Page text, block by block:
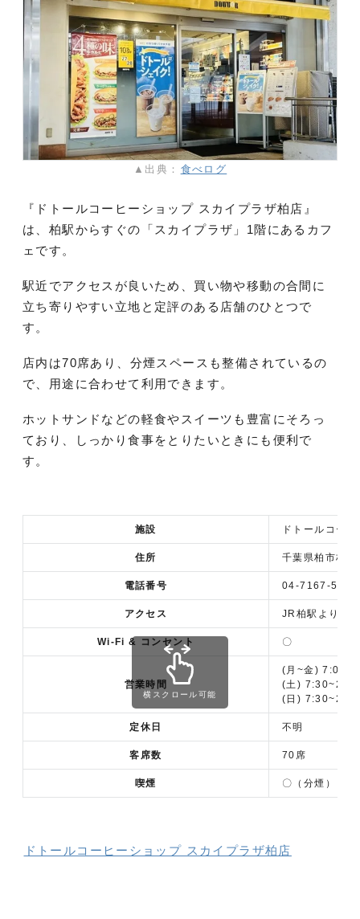
▲出典： 食べログ
『ドトールコーヒーショップ スカイプラザ柏店』
は、柏駅からすぐの「スカイプラザ」1階にあるカフ
ェです。
駅近でアクセスが良いため、買い物や移動の合間に
立ち寄りやすい立地と定評のある店舗のひとつで
す。
店内は70席あり、分煙スペースも整備されているの
で、用途に合わせて利用できます。
ホットサンドなどの軽食やスイーツも豊富にそろっ
ており、しっかり食事をとりたいときにも便利で
す。
施設 ドトールコー
住所 千葉県柏市柏
電話番号 04-7167-5525
アクセス JR柏駅より徒
Wi-Fi & コンセント 〇
営業時間
(月~金)
(土)
(日)
定休日 不明
客席数 70席
喫煙 〇（分煙）
横スクロール可能
ドトールコーヒーショップ スカイプラザ柏店